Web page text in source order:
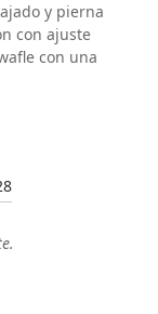
y pierna
con ajuste
con una